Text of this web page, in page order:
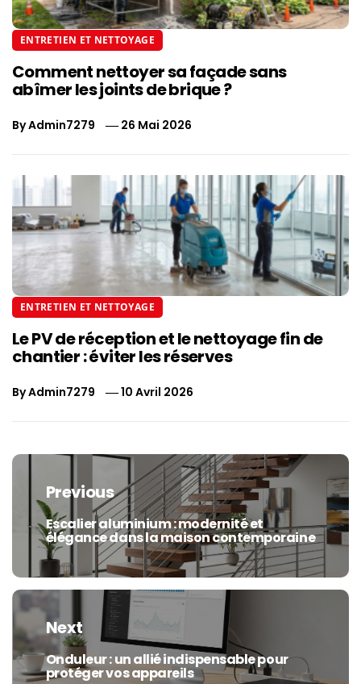
ENTRETIEN ET NETTOYAGE
Comment nettoyer sa façade sans
abîmer les joints de brique ?
ByAdmin7279 26 Mai 2026
ENTRETIEN ET NETTOYAGE
Le PV de réception et le nettoyage fin de
chantier : éviter les réserves
ByAdmin7279 10 Avril 2026
Navigation
l’article
Previous
Previous
post:
Escalier aluminium : modernité et
élégance dans la maison contemporaine
Next
Next
Onduleur : un allié indispensable pour
protéger vos appareils